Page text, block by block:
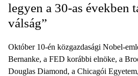
legyen a 30-as években
válság”
Október 10-én közgazdasági Nobel-
Bernanke, a FED korábbi elnöke, a
Douglas Diamond, a Chicagói